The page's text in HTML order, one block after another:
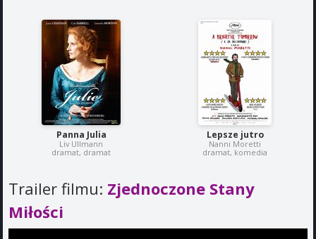
Panna Julia
Liv Ullmann
dramat, dramat
Lepsze jutro
Nanni Moretti
dramat, komedia
Trailer filmu: Zjednoczone Stany
Miłości